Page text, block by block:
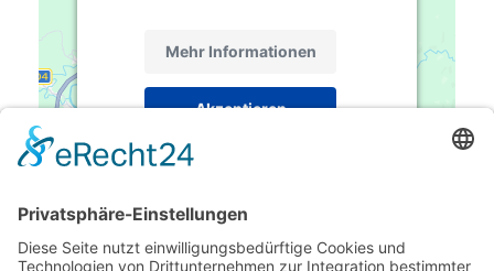
Mehr Informationen
Akzeptieren
powered by
Management Platform